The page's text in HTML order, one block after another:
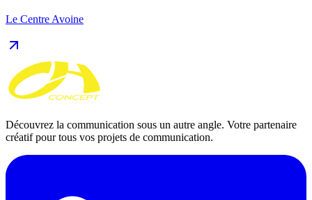
Le Centre Avoine
Découvrez la communication sous un autre angle. Votre partenaire
créatif pour tous vos projets de communication.